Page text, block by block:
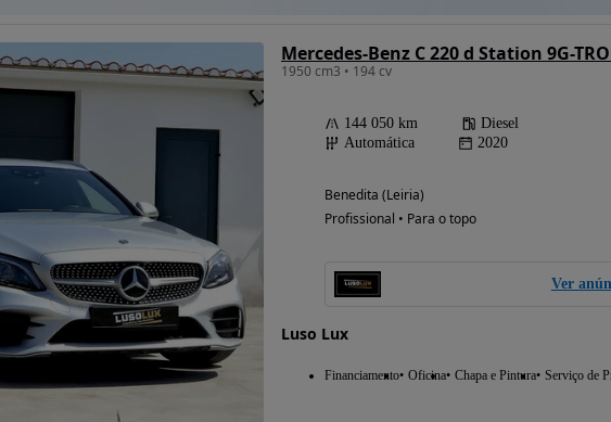
1950 cm3 • 194 cv
144 050 km
Diesel
Automática
2020
Benedita (Leiria)
Profissional • Para o topo
Ver
Luso Lux
Financiamento Oficina Chapa e Pintura Serviço de